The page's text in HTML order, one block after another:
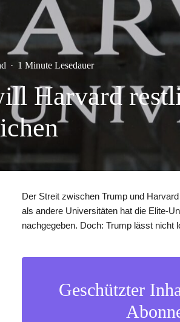
· 1 Minute Lesedauer
Harvard
Der Streit zwischen Trump und
als andere Universitäten hat die Elite-
nachgegeben. Doch: Trump lässt nicht
Geschützter